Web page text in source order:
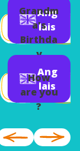
Ang
lais
Grandm
a's
Birthda
y
Ang
lais
How
are you
?